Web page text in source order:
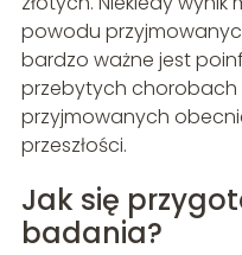
powodu
bardzo ważne jest
przebytych chorobach
przyjmowanych
przeszłości.
Jak się
badania?